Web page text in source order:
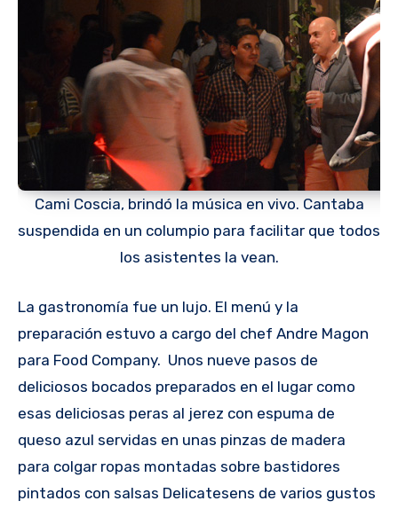
Cami Coscia, brindó la música en vivo. Cantaba
suspendida en un columpio para facilitar que todos
los asistentes la vean.
La gastronomía fue un lujo. El menú y la
preparación estuvo a cargo del chef Andre Magon
para Food Company. Unos nueve pasos de
deliciosos bocados preparados en el lugar como
esas deliciosas peras al jerez con espuma de
queso azul servidas en unas pinzas de madera
para colgar ropas montadas sobre bastidores
pintados con salsas Delicatesens de varios gustos